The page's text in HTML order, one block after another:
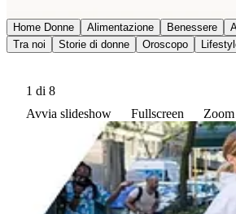
Home Donne Alimentazione Benessere
Tra noi
Storie di donne Oroscopo
1 di 8
Avvia slideshow
Fullscreen Zoom